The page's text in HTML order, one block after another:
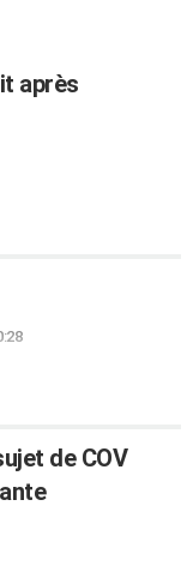
après
de COV